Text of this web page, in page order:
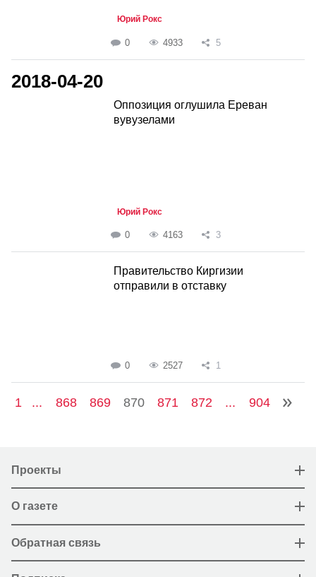
Юрий Рокс
0 4933 5
2018-04-20
Оппозиция оглушила Ереван
вувузелами
Юрий Рокс
0 4163 3
Правительство Киргизии
отправили в отставку
0 2527 1
1 ... 868 869 870 871 872 ... 904
Проекты
О газете
Обратная связь